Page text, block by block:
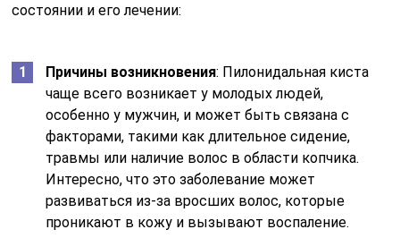
состоянии и его лечении:
Причины возникновения: Пилонидальная киста
чаще всего возникает у молодых людей,
особенно у мужчин, и может быть связана с
факторами, такими как длительное сидение,
травмы или наличие волос в области копчика.
Интересно, что это заболевание может
развиваться из-за вросших волос, которые
проникают в кожу и вызывают воспаление.